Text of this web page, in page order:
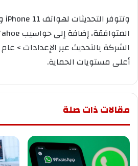
الشركة بالتحديث عبر الإعدادات >
أعلى مستويات الحماية.
مقالات ذات صلة